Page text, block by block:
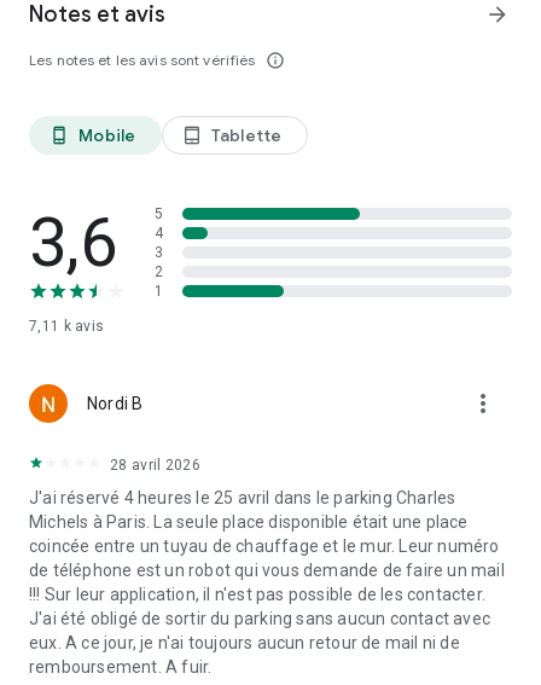
Notes et avis
Les notes et les avis sont vérifiés info_outline
arrow_forward
phone_android Mobile tablet_android Tablette
3,6
7,11 kavis
5
4
3
2
1
Nordi B more_vert
28 avril 2026
J'ai réservé 4 heures le 25 avril dans le parking Charles
Michels à Paris. La seule place disponible était une place
coincée entre un tuyau de chauffage et le mur. Leur numéro
de téléphone est un robot qui vous demande de faire un mail
!!! Sur leur application, il n'est pas possible de les contacter.
J'ai été obligé de sortir du parking sans aucun contact avec
eux. A ce jour, je n'ai toujours aucun retour de mail ni de
remboursement. A fuir.